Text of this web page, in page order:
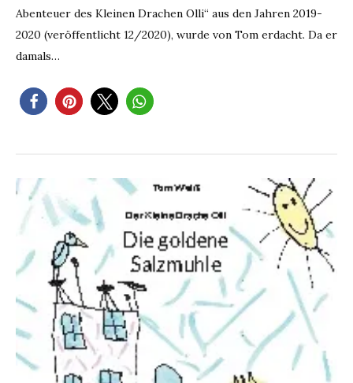
Abenteuer des Kleinen Drachen Olli“ aus den Jahren 2019-
2020 (veröffentlicht 12/2020), wurde von Tom erdacht. Da er
damals…